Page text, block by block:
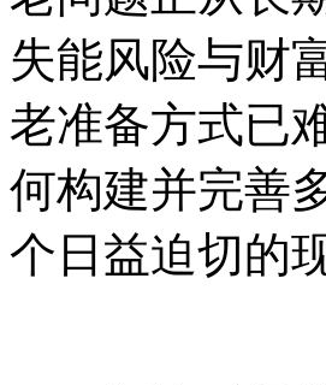
失能风险与财
老准备方式已
何构建并完善
个日益迫切的